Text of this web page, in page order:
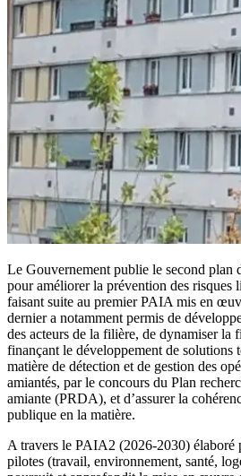
Le Gouvernement publie le second plan
pour améliorer la prévention des risques
faisant suite au premier PAIA mis en
dernier a notamment permis de
des acteurs de la filière, de dynamiser la
finançant le développement de solutions
matière de détection et de gestion des
amiantés, par le concours du Plan
amiante (PRDA), et d’assurer la
publique en la matière.
A travers le PAIA2 (2026-2030) élaboré
pilotes (travail, environnement, santé,